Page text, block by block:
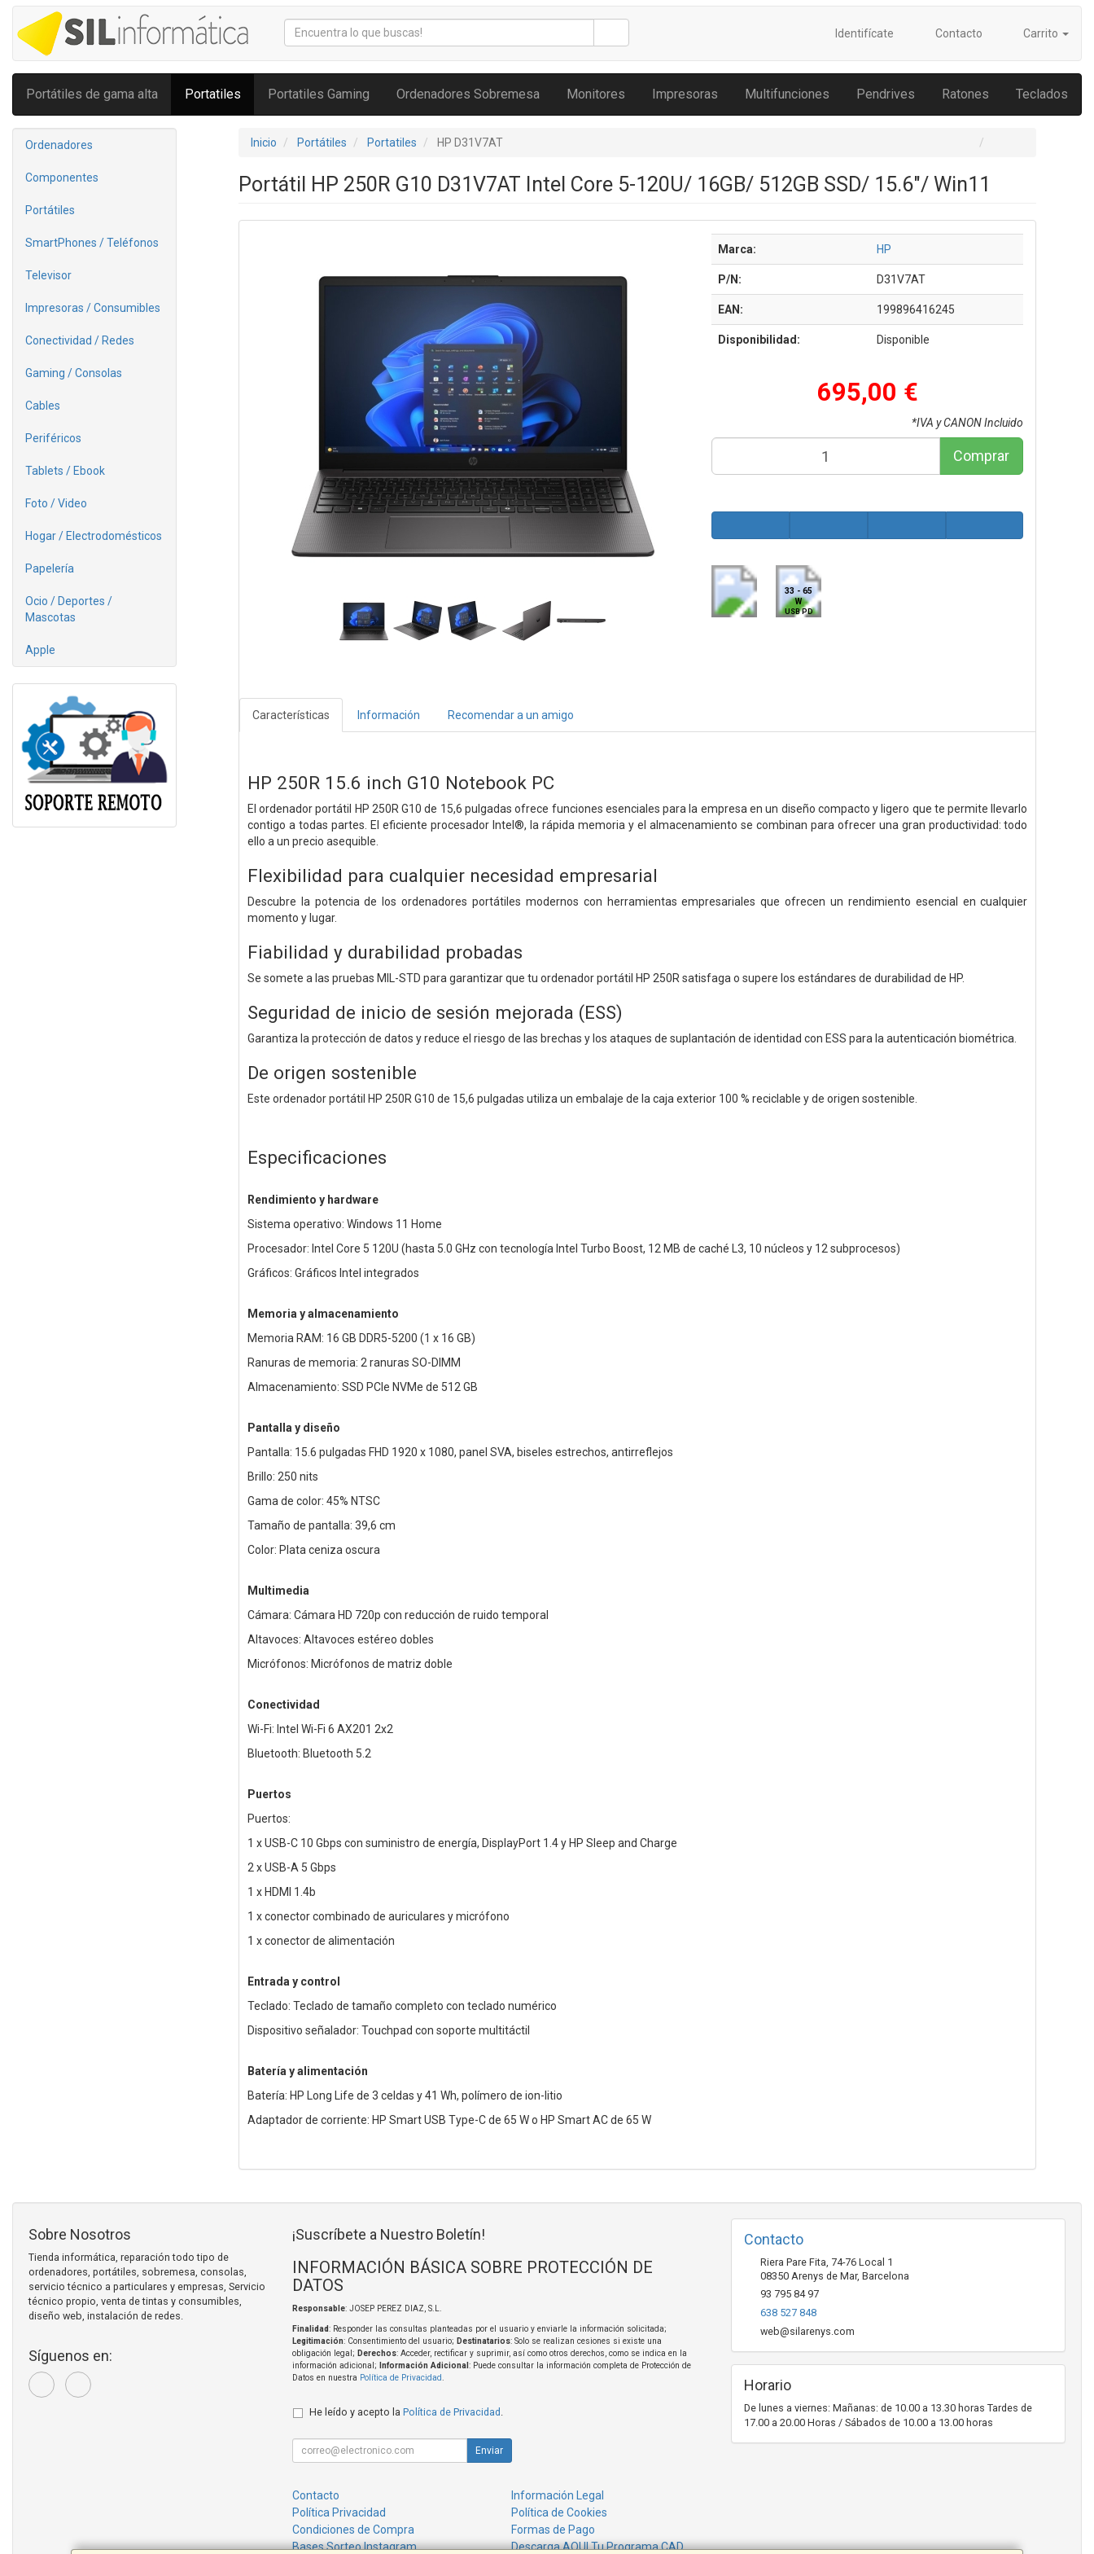
Identifícate Contacto Carrito
Portátiles de gama alta Portatiles Portatiles Gaming Ordenadores Sobremesa Monitores Impresoras Multifunciones Pendrives Ratones Teclados
Ordenadores
Componentes
Portátiles
SmartPhones / Teléfonos
Televisor
Impresoras / Consumibles
Conectividad / Redes
Gaming / Consolas
Cables
Periféricos
Tablets / Ebook
Foto / Video
Hogar / Electrodomésticos
Papelería
Ocio / Deportes /
Mascotas
Apple
Inicio Portátiles Portatiles HP D31V7AT
Portátil HP 250R G10 D31V7AT Intel Core 5-120U/ 16GB/ 512GB SSD/ 15.6"/ Win11
Marca: HP
P/N: D31V7AT
EAN: 199896416245
Disponibilidad: Disponible
695,00 €
*IVA y CANON Incluido
Comprar
33 - 65
W
USB PD
Características Información Recomendar a un amigo
HP 250R 15.6 inch G10 Notebook PC
El ordenador portátil HP 250R G10 de 15,6 pulgadas ofrece funciones esenciales para la empresa en un diseño compacto y ligero que te permite llevarlo
contigo a todas partes. El eficiente procesador Intel®, la rápida memoria y el almacenamiento se combinan para ofrecer una gran productividad: todo
ello a un precio asequible.
Flexibilidad para cualquier necesidad empresarial
Descubre la potencia de los ordenadores portátiles modernos con herramientas empresariales que ofrecen un rendimiento esencial en cualquier
momento y lugar.
Fiabilidad y durabilidad probadas
Se somete a las pruebas MIL-STD para garantizar que tu ordenador portátil HP 250R satisfaga o supere los estándares de durabilidad de HP.
Seguridad de inicio de sesión mejorada (ESS)
Garantiza la protección de datos y reduce el riesgo de las brechas y los ataques de suplantación de identidad con ESS para la autenticación biométrica.
De origen sostenible
Este ordenador portátil HP 250R G10 de 15,6 pulgadas utiliza un embalaje de la caja exterior 100 % reciclable y de origen sostenible.
Especificaciones
Rendimiento y hardware
Sistema operativo: Windows 11 Home
Procesador: Intel Core 5 120U (hasta 5.0 GHz con tecnología Intel Turbo Boost, 12 MB de caché L3, 10 núcleos y 12 subprocesos)
Gráficos: Gráficos Intel integrados
Memoria y almacenamiento
Memoria RAM: 16 GB DDR5-5200 (1 x 16 GB)
Ranuras de memoria: 2 ranuras SO-DIMM
Almacenamiento: SSD PCIe NVMe de 512 GB
Pantalla y diseño
Pantalla: 15.6 pulgadas FHD 1920 x 1080, panel SVA, biseles estrechos, antirreflejos
Brillo: 250 nits
Gama de color: 45% NTSC
Tamaño de pantalla: 39,6 cm
Color: Plata ceniza oscura
Multimedia
Cámara: Cámara HD 720p con reducción de ruido temporal
Altavoces: Altavoces estéreo dobles
Micrófonos: Micrófonos de matriz doble
Conectividad
Wi-Fi: Intel Wi-Fi 6 AX201 2x2
Bluetooth: Bluetooth 5.2
Puertos
Puertos:
1 x USB-C 10 Gbps con suministro de energía, DisplayPort 1.4 y HP Sleep and Charge
2 x USB-A 5 Gbps
1 x HDMI 1.4b
1 x conector combinado de auriculares y micrófono
1 x conector de alimentación
Entrada y control
Teclado: Teclado de tamaño completo con teclado numérico
Dispositivo señalador: Touchpad con soporte multitáctil
Batería y alimentación
Batería: HP Long Life de 3 celdas y 41 Wh, polímero de ion-litio
Adaptador de corriente: HP Smart USB Type-C de 65 W o HP Smart AC de 65 W
Sobre Nosotros
Tienda informática, reparación todo tipo de
ordenadores, portátiles, sobremesa, consolas,
servicio técnico a particulares y empresas, Servicio
técnico propio, venta de tintas y consumibles,
diseño web, instalación de redes.
Síguenos en:
¡Suscríbete a Nuestro Boletín!
INFORMACIÓN BÁSICA SOBRE PROTECCIÓN DE
DATOS
Responsable: JOSEP PEREZ DIAZ, S.L.
Finalidad: Responder las consultas planteadas por el usuario y enviarle la información solicitada;
Legitimación: Consentimiento del usuario; Destinatarios: Solo se realizan cesiones si existe una
obligación legal; Derechos: Acceder, rectificar y suprimir, así como otros derechos, como se indica en la
información adicional;
Información Adicional : Puede consultar la información completa de Protección de
Datos en nuestra Política de Privacidad.
He leído y acepto la Política de Privacidad .
Enviar
Contacto
Información Legal
Política Privacidad
Política de Cookies
Condiciones de Compra
Formas de Pago
Bases Sorteo Instagram
Descarga AQUI Tu Programa CAD
Contacto
Riera Pare Fita, 74-76 Local 1
08350 Arenys de Mar, Barcelona
93 795 84 97
638 527 848
web@silarenys.com
Horario
De lunes a viernes: Mañanas: de 10.00 a 13.30 horas Tardes de
17.00 a 20.00 Horas / Sábados de 10.00 a 13.00 horas